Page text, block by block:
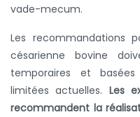
vade-mecum.
Les recommandations
césarienne bovine
temporaires et
limitées actuelles. Les
recommandent la